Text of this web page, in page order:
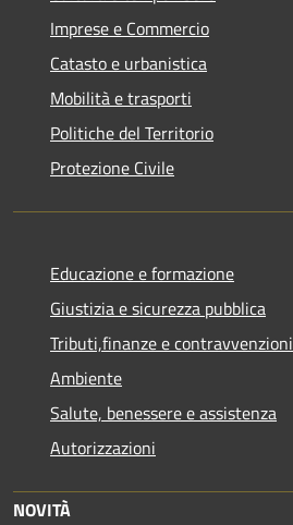
Imprese e Commercio
Catasto e urbanistica
Mobilità e trasporti
Politiche del Territorio
Protezione Civile
Educazione e formazione
Giustizia e sicurezza pubblica
Tributi,finanze e contravvenzioni
Ambiente
Salute, benessere e assistenza
Autorizzazioni
NOVITÀ